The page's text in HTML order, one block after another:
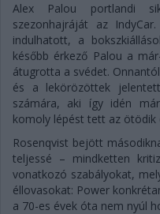
Alex Palou portlandi
szezonhajráját az
indulhatott, a
később érkező Palou a
átugrotta a svédet.
és a lekörözöttek
számára, aki így idén
komoly lépést tett az ötödik
Rosenqvist bejött
teljessé – mindketten
vonatkozó szabályokat,
éllovasokat: Power
a 70-es évek óta nem nyúl